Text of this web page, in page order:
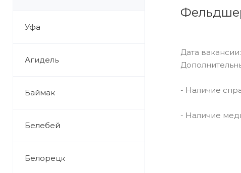
Уфа
Агидель
Баймак
Белебей
Белорецк
Дата
- Наличие
- Наличие